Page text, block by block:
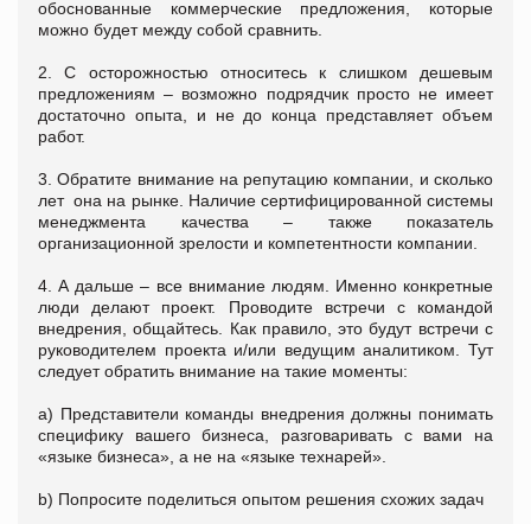
обоснованные коммерческие предложения, которые
можно будет между собой сравнить.
2. С осторожностью относитесь к слишком дешевым
предложениям – возможно подрядчик просто не имеет
достаточно опыта, и не до конца представляет объем
работ.
3. Обратите внимание на репутацию компании, и сколько
лет она на рынке. Наличие сертифицированной системы
менеджмента качества – также показатель
организационной зрелости и компетентности компании.
4. А дальше – все внимание людям. Именно конкретные
люди делают проект. Проводите встречи с командой
внедрения, общайтесь. Как правило, это будут встречи с
руководителем проекта и/или ведущим аналитиком. Тут
следует обратить внимание на такие моменты:
a) Представители команды внедрения должны понимать
специфику вашего бизнеса, разговаривать с вами на
«языке бизнеса», а не на «языке технарей».
b) Попросите поделиться опытом решения схожих задач